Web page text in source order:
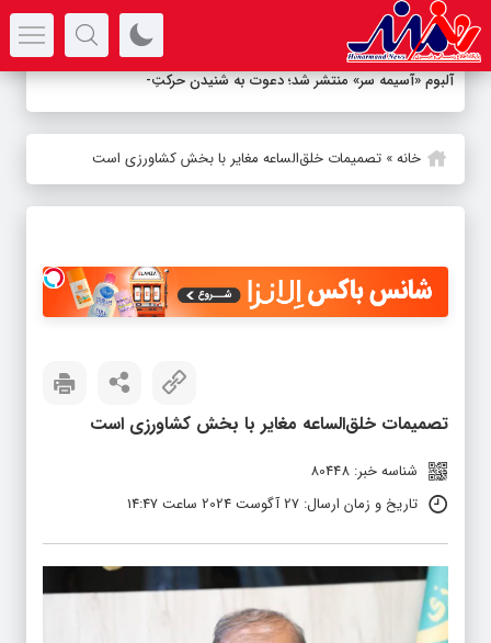
آلبوم «آسیمه سر» منتشر شد؛ دعوت به شنیدن حرکتِ زندگی
خانه» تصمیمات خلق‌الساعه مغایر با بخش کشاورزی است
تصمیمات خلق‌الساعه مغایر با بخش کشاورزی است
شناسه خبر: 80448
تاریخ و زمان ارسال: 27 آگوست 2024 ساعت 14:47